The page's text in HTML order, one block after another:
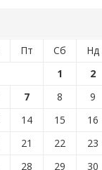
Пт Сб
Нд
1
2
7 8
9
14 15
16
21 22
23
28 29
30